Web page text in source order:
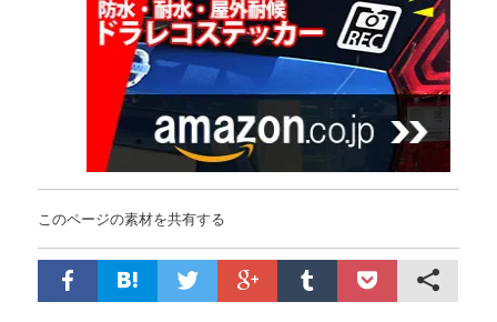
このページの素材を共有する